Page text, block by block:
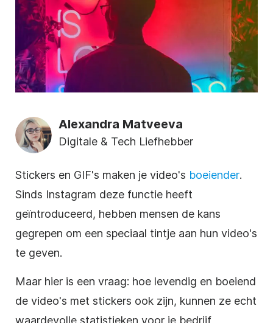
Alexandra Matveeva
Digitale & Tech Liefhebber
Stickers en GIF's maken je video's boeiender.
Sinds Instagram deze functie heeft
geïntroduceerd, hebben mensen de kans
gegrepen om een speciaal tintje aan hun video's
te geven.
Maar hier is een vraag: hoe levendig en boeiend
de video's met stickers ook zijn, kunnen ze echt
waardevolle statistieken voor je bedrijf